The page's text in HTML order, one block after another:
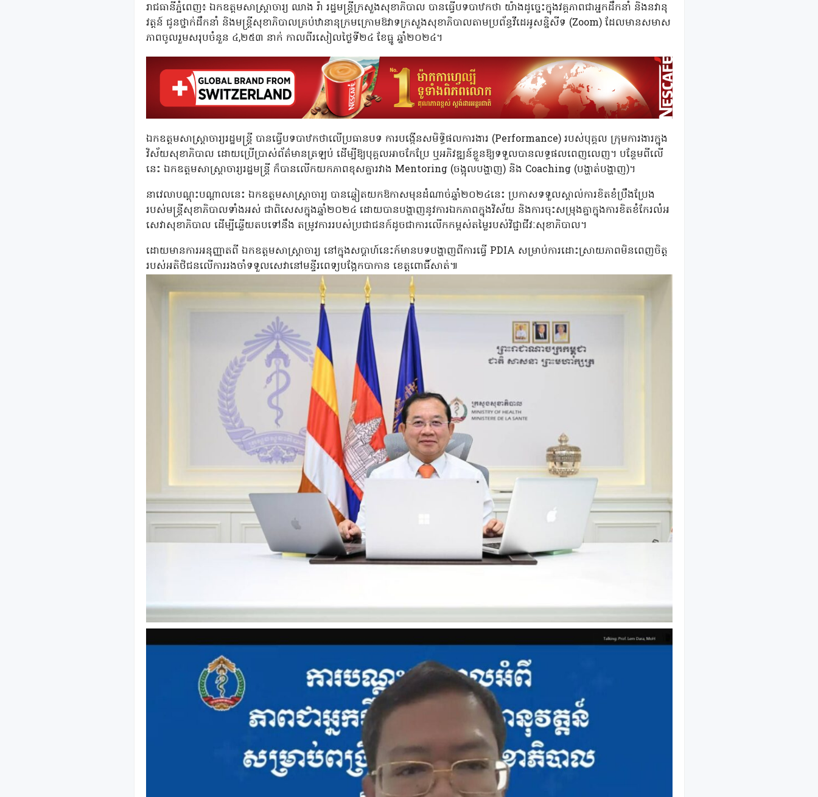
រាជធានីភ្នំពេញ៖ ឯកឧត្តមសាស្ត្រាចារ្យ ឈាង រ៉ា រដ្ឋមន្ត្រីក្រសួងសុខាភិបាល បានធ្វើបទបាឋកថា យ៉ាងដូច្នេះក្នុងវគ្គភាពជាអ្នកដឹកនាំ និងនវានុ
វត្តន៍ ជូនថ្នាក់ដឹកនាំ និងមន្រ្តីសុខាភិបាលគ្រប់ឋានានុក្រមក្រោមឱវាទក្រសួងសុខាភិបាលតាមប្រព័ន្ធវីដេអូសន្និសីទ (Zoom) ដែលមានសមាស
ភាពចូលរួមសរុបចំនួន ៤,២៥៣ នាក់ កាលពីរសៀលថ្ងៃទី២៤ ខែធ្នូ ឆ្នាំ២០២៤។
ឯកឧត្តមសាស្រ្តាចារ្យរដ្ឋមន្រ្តី បានធ្វើបទបាឋកថាលើប្រធានបទ ការបង្កើនសមិទ្ធិផលការងារ (Performance) របស់បុគ្គល ក្រុមការងារក្នុង
វិស័យសុខាភិបាល ដោយប្រើប្រាស់ព័ត៌មានត្រឡប់ ដើម្បីឱ្យបុគ្គលអាចកែប្រែ ឬអភិវឌ្ឍន៍ខ្លួនឱ្យទទួលបានលទ្ធផលពេញលេញ។ បន្ថែមពីលើ
នេះ ឯកឧត្តមសាស្រ្តាចារ្យរដ្ឋមន្ត្រី ក៏បានលើកយកភាពខុសគ្នារវាង Mentoring (ចង្អុលបង្ហាញ) និង Coaching (បង្ហាត់បង្ហាញ)។
នាវេលាបណ្តុះបណ្តាលនេះ ឯកឧត្តមសាស្រ្តាចារ្យ បានឆ្លៀតយកឱកាសមុនដំណាច់ឆ្នាំ២០២៤នេះ ប្រកាសទទួលស្គាល់ការខិតខំប្រឹងប្រែង
របស់មន្រ្តីសុខាភិបាលទាំងអស់ ជាពិសេសក្នុងឆ្នាំ២០២៤ ដោយបានបង្ហាញនូវការឯកភាពក្នុងវិស័យ និងការចុះសម្រុងគ្នាក្នុងការខិតខំកែរលំអ
សេវាសុខាភិបាល ដើម្បីឆ្លើយតបទៅនឹង តម្រូវការរបស់ប្រជាជនក៍ដូចជាការលើកកម្ពស់តម្លៃរបស់វិជ្ជាជីវៈសុខាភិបាល។
ដោយមានការអនុញ្ញាតពី ឯកឧត្តមសាស្រ្តាចារ្យ នៅក្នុងសប្តាហ៍នេះក៍មានបទបង្ហាញពីការធ្វើ PDIA សម្រាប់ការដោះស្រាយភាពមិនពេញចិត្ត
របស់អតិថិជនលើការរងចាំទទួលសេវានៅមន្ទីរពេទ្យបង្អែកបាកាន ខេត្តពោធិ៍សាត់៕